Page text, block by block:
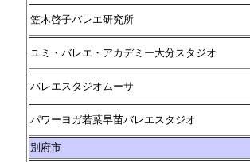
笠木啓子バレエ研究所
ユミ・バレエ・アカデミー大分スタジオ
バレエスタジオムーサ
パワーヨガ若葉早苗バレエスタジオ
別府市